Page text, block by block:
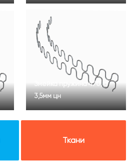
Змейка пружина 470, d
3,5мм цн
Ткани